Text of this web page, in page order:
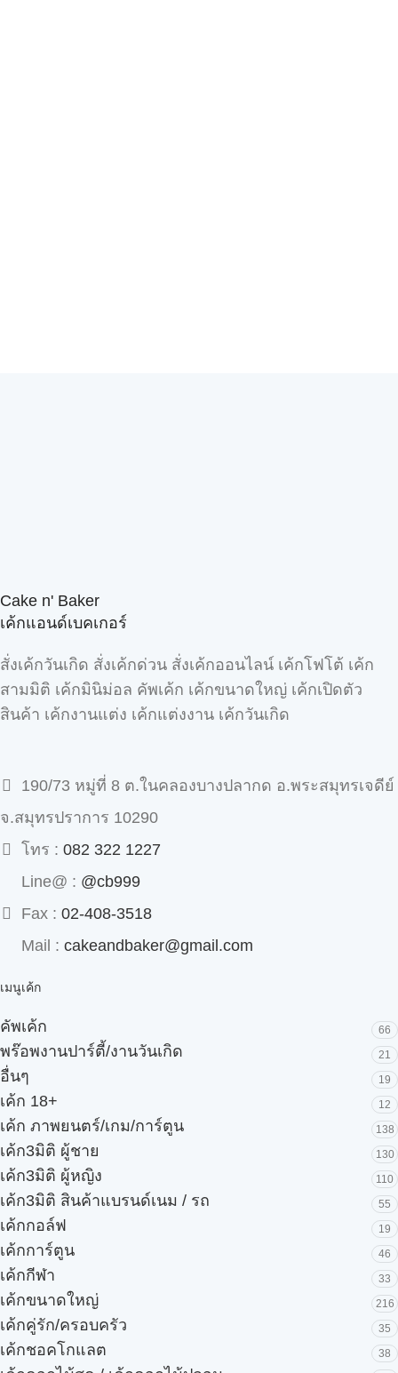
Cake n' Baker
เค้กแอนด์เบคเกอร์
สั่งเค้กวันเกิด สั่งเค้กด่วน สั่งเค้กออนไลน์ เค้กโฟโต้ เค้ก
สามมิติ เค้กมินิม่อล คัพเค้ก เค้กขนาดใหญ่ เค้กเปิดตัว
สินค้า เค้กงานแต่ง เค้กแต่งงาน เค้กวันเกิด
190/73 หมู่ที่ 8 ต.ในคลองบางปลากด อ.พระสมุทรเจดีย์
จ.สมุทรปราการ 10290
โทร : 082 322 1227
Line@ : @cb999
Fax : 02-408-3518
Mail : cakeandbaker@gmail.com
เมนูเค้ก
คัพเค้ก 66
พร๊อพงานปาร์ตี้/งานวันเกิด 21
อื่นๆ 19
เค้ก 18+ 12
เค้ก ภาพยนตร์/เกม/การ์ตูน 138
เค้ก3มิติ ผู้ชาย 130
เค้ก3มิติ ผู้หญิง 110
เค้ก3มิติ สินค้าแบรนด์เนม / รถ 55
เค้กกอล์ฟ 19
เค้กการ์ตูน 46
เค้กกีฬา 33
เค้กขนาดใหญ่ 216
เค้กคู่รัก/ครอบครัว 35
เค้กชอคโกแลต 38